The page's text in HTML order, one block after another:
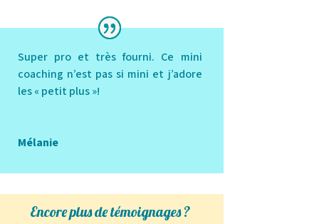
Super pro et très fourni. Ce mini
coaching n’est pas si mini et j’adore
les « petit plus »!
Mélanie
Encore plus de témoignages ?